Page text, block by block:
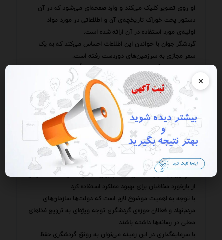
×
او روی تصویر کلیک می‌کند و وارد صفحه‌ای می‌شود که در آن
دستور پخت خوراک تاریخچه‌ی آن و اطلاعاتی در مورد مواد
اولیه‌ی مورد استفاده در آن ارائه شده است.
گردشگر جوان با خواندن این اطلاعات احساس می‌کند که به یک
سفر مجازی به سرزمین‌های دوردست رفته است.
او تصمیم می‌گیرد که در سفر بعدی خود حتماً به این منطقه سفر
کند و این خوراک لذیذ را از نزدیک امتحان کند.
این مثال نشان می‌دهد که چگونه یک تصویر ساده از یک غذای
محلی می‌تواند تاثیر عمیقی بر مخاطب داشته باشد و او را ترغیب
به سفر و آشنایی با فرهنگ‌های جدید کند.
البته باید به این نکته توجه داشت که موفقیت در این زمینه
نیازمند برنامه‌ریزی دقیق و استفاده از روش‌های مناسب است.
باید مخاطب هدف را به درستی شناسایی کرد و محتوایی را تولید
کرد که برای او جذاب و آموزنده باشد.
همچنین باید از رسانه‌های مناسب برای انتشار محتوا استفاده کرد و
از بازخورد مخاطبان برای بهبود عملکرد استفاده کرد.
با توجه به اهمیت موضوع لازم است که دولت‌ها سازمان‌های
مردم‌نهاد و فعالان حوزه‌ی گردشگری توجه ویژه‌ای به ترویج غذاهای
محلی در رسانه‌ها داشته باشند.
با سرمایه‌گذاری در این زمینه می‌توان به رونق گردشگری حفظ